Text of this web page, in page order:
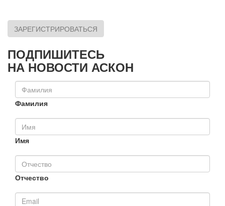
ЗАРЕГИСТРИРОВАТЬСЯ
ПОДПИШИТЕСЬ
НА НОВОСТИ АСКОН
Фамилия
Имя
Отчество